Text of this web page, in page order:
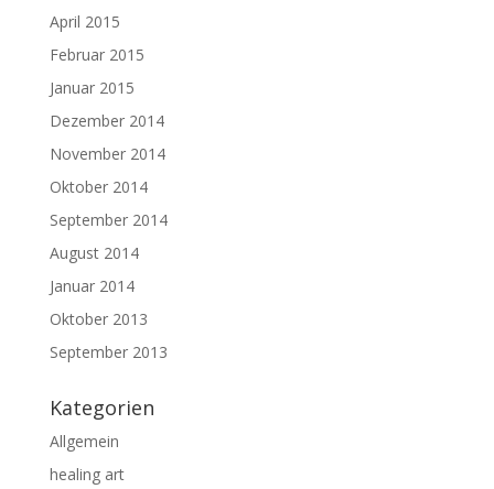
April 2015
Februar 2015
Januar 2015
Dezember 2014
November 2014
Oktober 2014
September 2014
August 2014
Januar 2014
Oktober 2013
September 2013
Kategorien
Allgemein
healing art